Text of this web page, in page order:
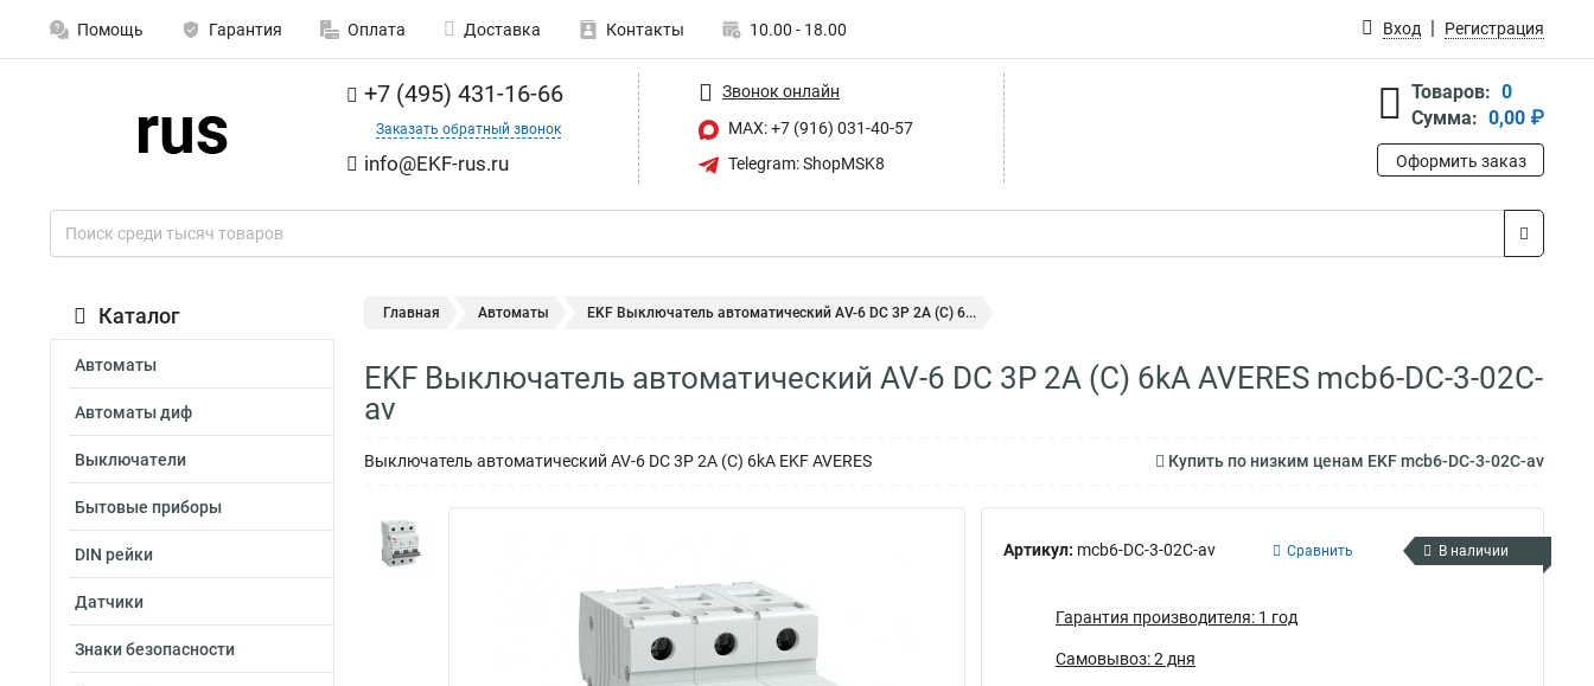
Помощь Гарантия Оплата Доставка Контакты 10.00 - 18.00 Вход Регистрация
+7 (495) 431-16-66
Заказать обратный звонок
info@EKF-rus.ru
Звонок онлайн
MAX: +7 (916) 031-40-57
Telegram: ShopMSK8
Товаров: 0
Сумма: 0,00 ₽
Оформить заказ
Каталог
Автоматы
Автоматы диф
Выключатели
Бытовые приборы
DIN рейки
Датчики
Знаки безопасности
Главная Автоматы EKF Выключатель автоматический AV-6 DC 3P 2A (C) 6...
EKF Выключатель автоматический AV-6 DC 3P 2A (C) 6kA AVERES mcb6-DC-3-02C-
av
Выключатель автоматический AV-6 DC 3P 2A (C) 6kA EKF AVERES Купить по низким ценам EKF mcb6-DC-3-02C-av
Артикул: mcb6-DC-3-02C-av Сравнить В наличии
Гарантия производителя: 1 год
Самовывоз: 2 дня